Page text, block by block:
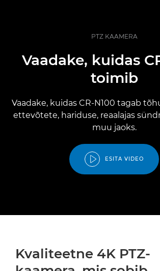
PTZ KAAMERA
Vaadake, kuidas
toimib
Vaadake, kuidas CR-N100 tagab
ettevõtete, hariduse, reaalajas
muu jaoks.
ESITA VIDEO
Kvaliteetne 4K PTZ-